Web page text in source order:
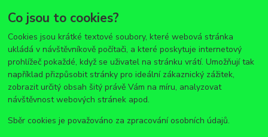
Co jsou to cookies?
Cookies jsou krátké textové soubory, které webová stránka
ukládá v návštěvníkově počítači, a které poskytuje internetový
prohlížeč pokaždé, když se uživatel na stránku vrátí. Umožňují tak
například přizpůsobit stránky pro ideální zákaznický zážitek,
zobrazit určitý obsah šitý právě Vám na míru, analyzovat
návštěvnost webových stránek apod.
Sběr cookies je považováno za zpracování osobních údajů.